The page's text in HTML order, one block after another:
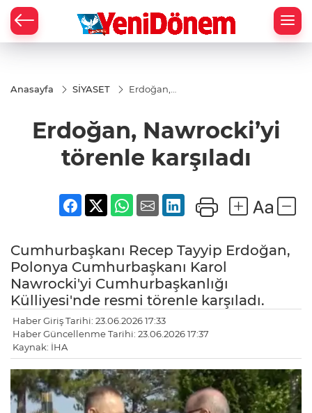
Anasayfa SİYASET
Erdoğan,
karşıladı
Erdoğan, Nawrocki’yi
törenle karşıladı
Cumhurbaşkanı Recep Tayyip Erdoğan,
Polonya Cumhurbaşkanı Karol
Nawrocki'yi Cumhurbaşkanlığı
Külliyesi'nde resmi törenle karşıladı.
Haber Giriş Tarihi: 23.06.2026 17:33
Haber Güncellenme Tarihi: 23.06.2026 17:37
Kaynak: İHA